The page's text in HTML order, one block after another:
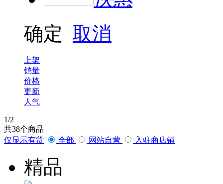
确定 取消
上架
销量
价格
更新
人气
1/2
共38个商品
仅显示有货
全部 网站自营 入驻商店铺
精品